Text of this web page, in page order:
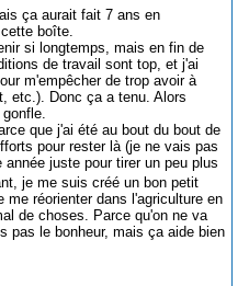
ça aurait fait 7 ans en
boîte.
si longtemps, mais en fin de
de travail sont top, et j'ai
m'empêcher de trop avoir à
etc.). Donc ça a tenu. Alors
que j'ai été au bout du bout de
pour rester là (je ne vais pas
juste pour tirer un peu plus
je me suis créé un bon petit
réorienter dans l'agriculture en
de choses. Parce qu'on ne va
pas le bonheur, mais ça aide bien